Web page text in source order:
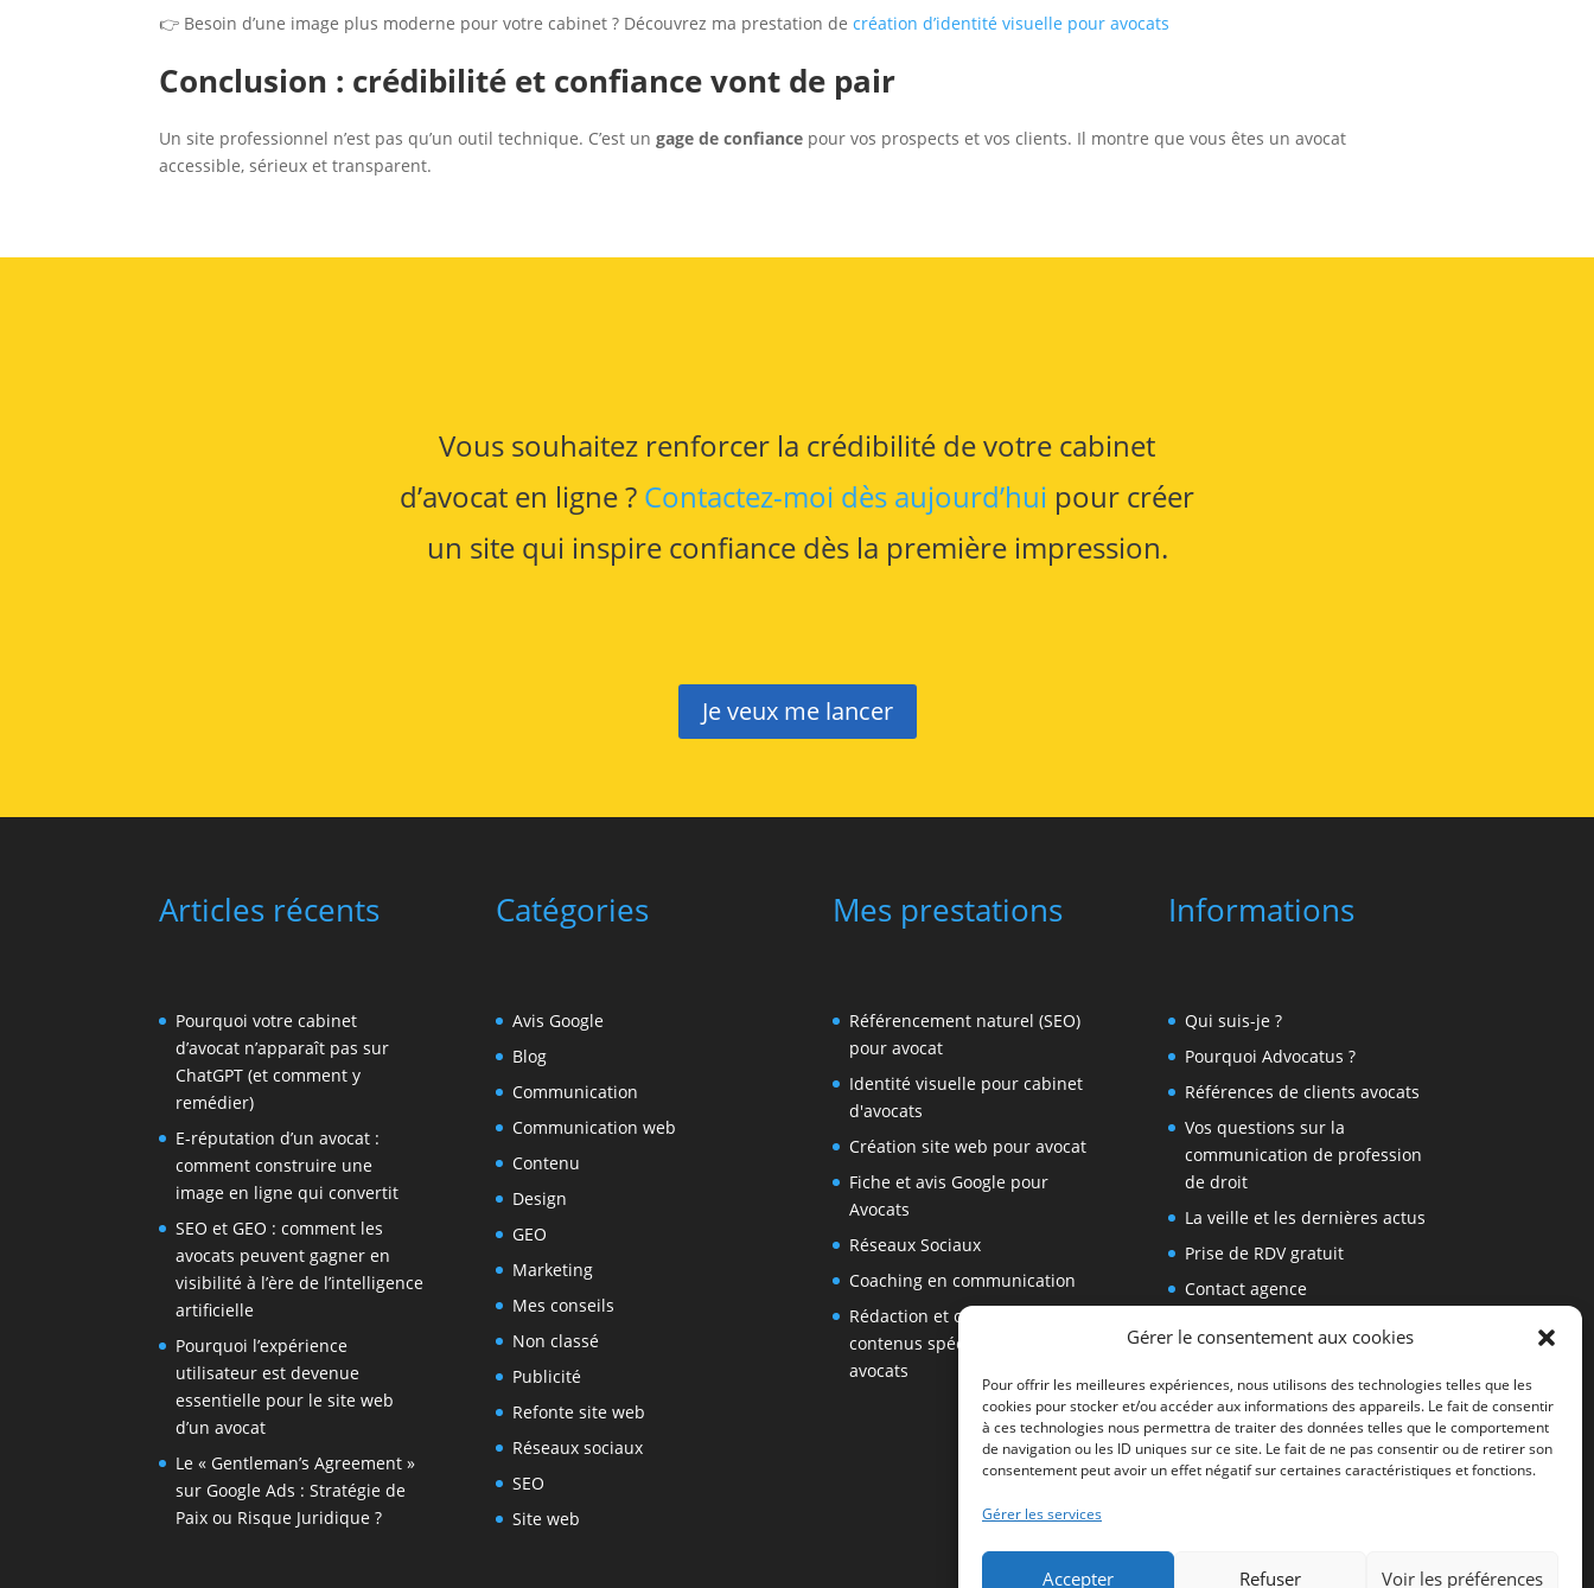
Gérer le consentement aux cookies
Pour offrir les meilleures expériences, nous utilisons des technologies telles que les
cookies pour stocker et/ou accéder aux informations des appareils. Le fait de consentir
à ces technologies nous permettra de traiter des données telles que le comportement
de navigation ou les ID uniques sur ce site. Le fait de ne pas consentir ou de retirer son
consentement peut avoir un effet négatif sur certaines caractéristiques et fonctions.
Gérer les services
Accepter Refuser Voir les préférences
👉 Besoin d’une image plus moderne pour votre cabinet ? Découvrez ma prestation de création d’identité visuelle pour avocats
Conclusion : crédibilité et confiance vont de pair
Un site professionnel n’est pas qu’un outil technique. C’est ungage de confiance pour vos prospects et vos clients. Il montre que vous êtes un avocat
accessible, sérieux et transparent.
Vous souhaitez renforcer la crédibilité de votre cabinet
d’avocat en ligne ? Contactez-moi dès aujourd’hui pour créer
un site qui inspire confiance dès la première impression.
Je veux me lancer
Articles récents
Pourquoi votre cabinet
d’avocat n’apparaît pas sur
ChatGPT (et comment y
remédier)
E-réputation d’un avocat :
comment construire une
image en ligne qui convertit
SEO et GEO : comment les
avocats peuvent gagner en
visibilité à l’ère de l’intelligence
artificielle
Pourquoi l’expérience
utilisateur est devenue
essentielle pour le site web
d’un avocat
Le « Gentleman’s Agreement »
sur Google Ads : Stratégie de
Paix ou Risque Juridique ?
Catégories
Avis Google
Blog
Communication
Communication web
Contenu
Design
GEO
Marketing
Mes conseils
Non classé
Publicité
Refonte site web
Réseaux sociaux
SEO
Site web
Mes prestations
Référencement naturel (SEO)
pour avocat
Identité visuelle pour cabinet
d'avocats
Création site web pour avocat
Fiche et avis Google pour
Avocats
Réseaux Sociaux
Coaching en communication
Rédaction et création de
contenus spécialisés pour les
avocats
Informations
Qui suis-je ?
Pourquoi Advocatus ?
Références de clients avocats
Vos questions sur la
communication de profession
de droit
La veille et les dernières actus
Prise de RDV gratuit
Contact agence
Demande devis site internet
avocat
Mes Conseils